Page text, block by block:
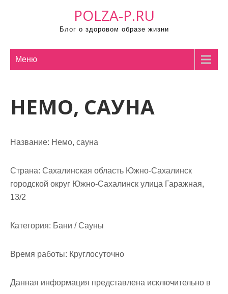
POLZA-P.RU
Блог о здоровом образе жизни
Меню
НЕМО, САУНА
Название: Немо, сауна
Страна: Сахалинская область Южно-Сахалинск
городской округ Южно-Сахалинск улица Гаражная,
13/2
Категория: Бани / Сауны
Время работы: Круглосуточно
Данная информация представлена исключительно в